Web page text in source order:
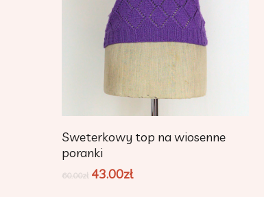
Dodaj Do Koszyka
Sweterkowy top na wiosenne
poranki
60.00zł 43.00zł